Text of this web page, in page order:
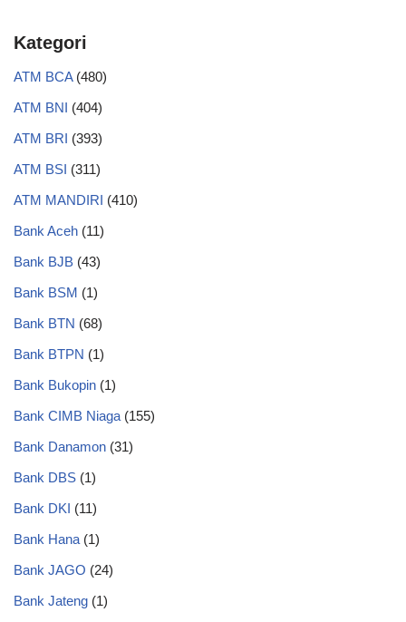
Kategori
ATM BCA(480)
ATM BNI (404)
ATM BRI (393)
ATM BSI (311)
ATM MANDIRI (410)
Bank Aceh (11)
Bank BJB (43)
Bank BSM (1)
Bank BTN (68)
Bank BTPN (1)
Bank Bukopin (1)
Bank CIMB Niaga (155)
Bank Danamon (31)
Bank DBS (1)
Bank DKI (11)
Bank Hana (1)
Bank JAGO (24)
Bank Jateng (1)